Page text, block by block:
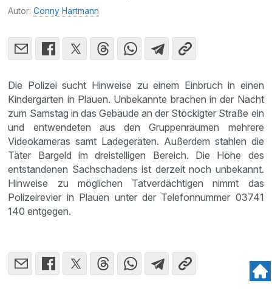
Autor:Conny Hartmann
Die Polizei sucht Hinweise zu einem Einbruch in einen
Kindergarten in Plauen. Unbekannte brachen in der Nacht
zum Samstag in das Gebäude an der Stöckigter Straße ein
und entwendeten aus den Gruppenräumen mehrere
Videokameras samt Ladegeräten. Außerdem stahlen die
Täter Bargeld im dreistelligen Bereich. Die Höhe des
entstandenen Sachschadens ist derzeit noch unbekannt.
Hinweise zu möglichen Tatverdächtigen nimmt das
Polizeirevier in Plauen unter der Telefonnummer 03741
140 entgegen.